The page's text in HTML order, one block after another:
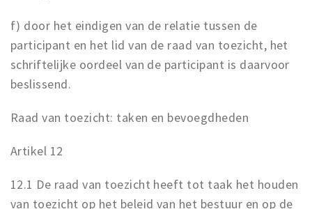
f) door het eindigen van de relatie tussen de
participant en het lid van de raad van toezicht, het
schriftelijke oordeel van de participant is daarvoor
beslissend.
Raad van toezicht: taken en bevoegdheden
Artikel 12
12.1 De raad van toezicht heeft tot taak het houden
van toezicht op het beleid van het bestuur en op de